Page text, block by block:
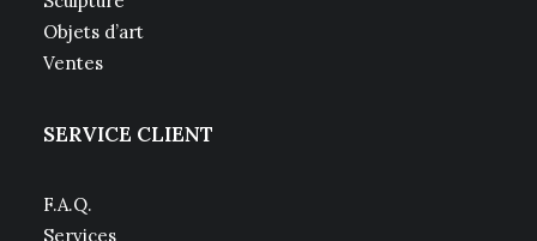
Objets d’art
Ventes
SERVICE CLIENT
F.A.Q.
Services